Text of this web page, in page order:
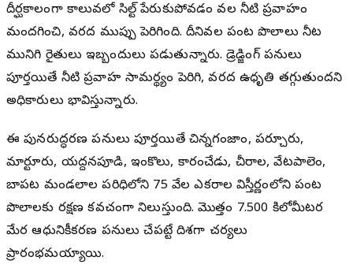
దీర్ఘకాలంగా కాలువలో సిల్ట్ పేరుకుపోవడం వల్ల నీటి ప్రవాహం
మందగించి, వరద ముప్పు పెరిగింది. దీనివల్ల పంట పొలాలు నీట
మునిగి రైతులు ఇబ్బందులు పడుతున్నారు. డ్రెడ్జింగ్ పనులు
పూర్తయితే నీటి ప్రవాహ సామర్థ్యం పెరిగి, వరద ఉధృతి తగ్గుతుందని
అధికారులు భావిస్తున్నారు.
ఈ పునరుద్ధరణ పనులు పూర్తయితే చిన్నగంజాం, పర్చూరు,
మార్టూరు, యద్దనపూడి, ఇంకొల్లు, కారంచేడు, చీరాల, వేటపాలెం,
బాపట్ల మండలాల పరిధిలోని 75 వేల ఎకరాల విస్తీర్ణంలోని పంట
పొలాలకు రక్షణ కవచంగా నిలుస్తుంది. మొత్తం 7.500 కిలోమీటర్ల
మేర ఆధునికీకరణ పనులు చేపట్టే దిశగా చర్యలు
ప్రారంభమయ్యాయి.